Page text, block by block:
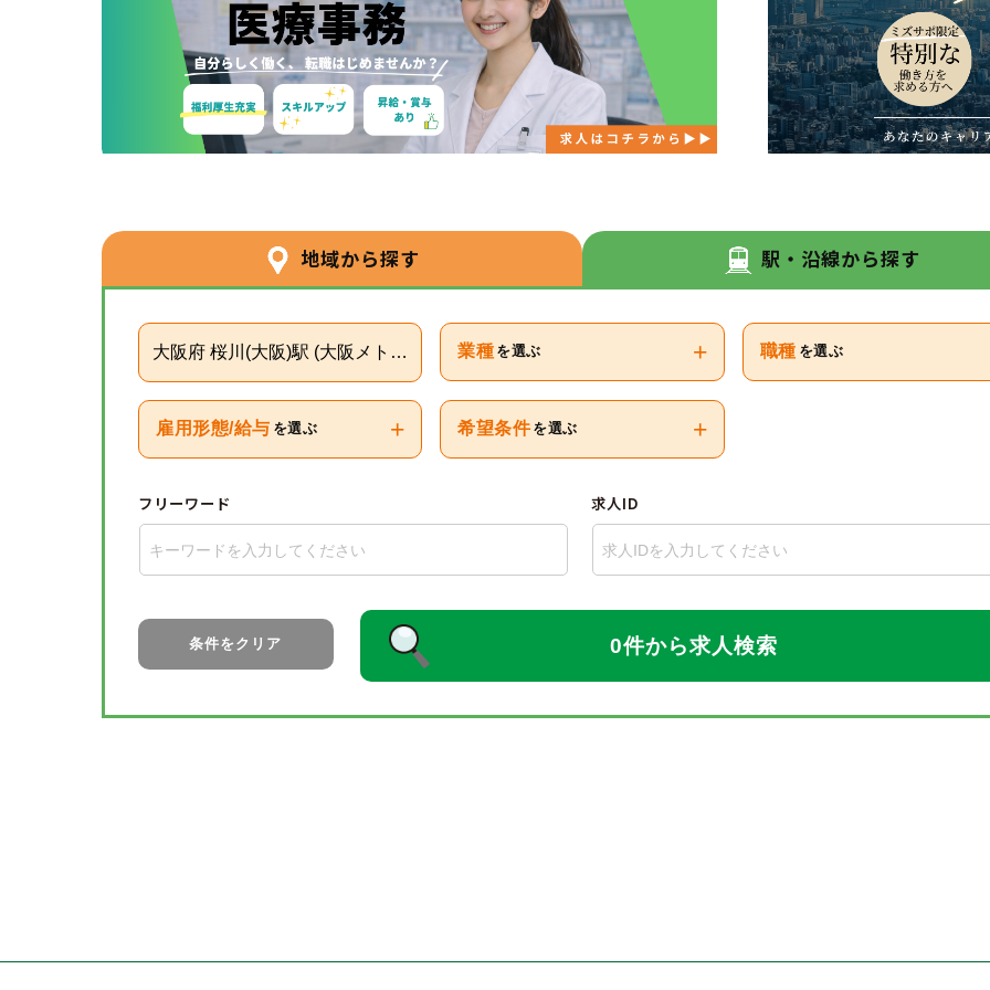
地域から探す 駅・沿線から探す
大阪府 桜川(大阪)駅 (大阪メトロ千日前線)
業種 を選ぶ + 職種 を選ぶ
雇用形態/給与 を選ぶ + 希望条件 を選ぶ +
フリーワード 求人ID
条件をクリア 0件から求人検索